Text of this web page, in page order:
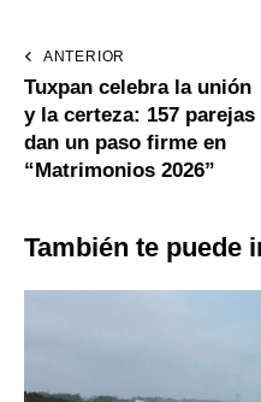
ANTERIOR
Tuxpan celebra la unión
y la certeza: 157 parejas
dan un paso firme en
“Matrimonios 2026”
También te puede